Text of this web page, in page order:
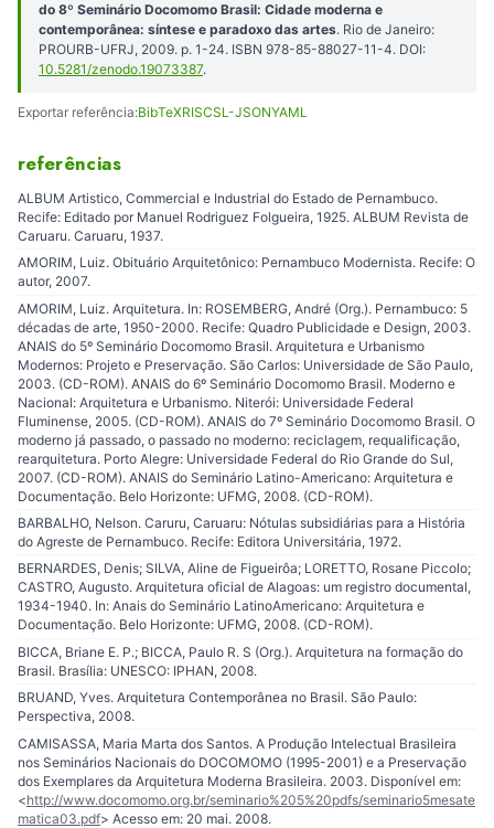
do 8º Seminário Docomomo Brasil: Cidade moderna e
contemporânea: síntese e paradoxo das artes. Rio de Janeiro:
PROURB-UFRJ, 2009. p. 1-24. ISBN 978-85-88027-11-4. DOI:
10.5281/zenodo.19073387.
Exportar referência:BibTeXRISCSL-JSONYAML
referências
ALBUM Artistico, Commercial e Industrial do Estado de Pernambuco.
Recife: Editado por Manuel Rodriguez Folgueira, 1925. ALBUM Revista de
Caruaru. Caruaru, 1937.
AMORIM, Luiz. Obituário Arquitetônico: Pernambuco Modernista. Recife: O
autor, 2007.
AMORIM, Luiz. Arquitetura. In: ROSEMBERG, André (Org.). Pernambuco: 5
décadas de arte, 1950-2000. Recife: Quadro Publicidade e Design, 2003.
ANAIS do 5º Seminário Docomomo Brasil. Arquitetura e Urbanismo
Modernos: Projeto e Preservação. São Carlos: Universidade de São Paulo,
2003. (CD-ROM). ANAIS do 6º Seminário Docomomo Brasil. Moderno e
Nacional: Arquitetura e Urbanismo. Niterói: Universidade Federal
Fluminense, 2005. (CD-ROM). ANAIS do 7º Seminário Docomomo Brasil. O
moderno já passado, o passado no moderno: reciclagem, requalificação,
rearquitetura. Porto Alegre: Universidade Federal do Rio Grande do Sul,
2007. (CD-ROM). ANAIS do Seminário Latino-Americano: Arquitetura e
Documentação. Belo Horizonte: UFMG, 2008. (CD-ROM).
BARBALHO, Nelson. Caruru, Caruaru: Nótulas subsidiárias para a História
do Agreste de Pernambuco. Recife: Editora Universitária, 1972.
BERNARDES, Denis; SILVA, Aline de Figueirôa; LORETTO, Rosane Piccolo;
CASTRO, Augusto. Arquitetura oficial de Alagoas: um registro documental,
1934-1940. In: Anais do Seminário LatinoAmericano: Arquitetura e
Documentação. Belo Horizonte: UFMG, 2008. (CD-ROM).
BICCA, Briane E. P.; BICCA, Paulo R. S (Org.). Arquitetura na formação do
Brasil. Brasília: UNESCO: IPHAN, 2008.
BRUAND, Yves. Arquitetura Contemporânea no Brasil. São Paulo:
Perspectiva, 2008.
CAMISASSA, Maria Marta dos Santos. A Produção Intelectual Brasileira
nos Seminários Nacionais do DOCOMOMO (1995-2001) e a Preservação
dos Exemplares da Arquitetura Moderna Brasileira. 2003. Disponível em:
<http://www.docomomo.org.br/seminario%205%20pdfs/seminario5mesate
matica03.pdf> Acesso em: 20 mai. 2008.